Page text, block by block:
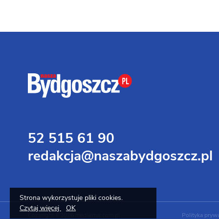
52 515 61 90
redakcja@naszabydgoszcz.pl
Polityka
Strona wykorzystuje pliki cookies.
Czytaj więcej
OK